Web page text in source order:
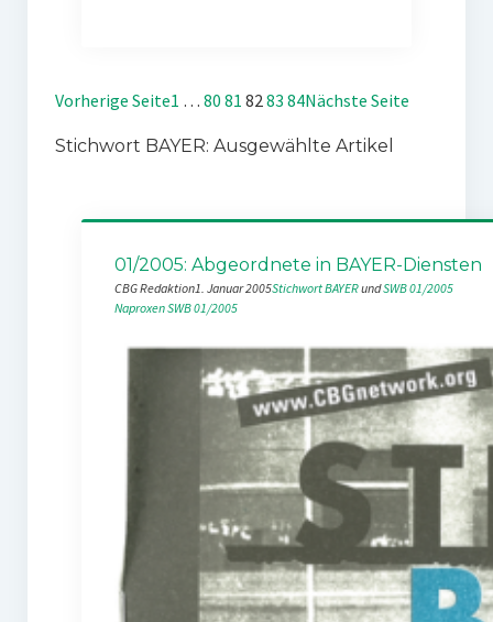
Vorherige Seite1 … 80 81 8283 84Nächste Seite
Stichwort BAYER: Ausgewählte Artikel
01/2005: Abgeordnete in BAYER-Diensten
CBG Redaktion1. Januar 2005Stichwort BAYER und SWB 01/2005
NaproxenSWB 01/2005